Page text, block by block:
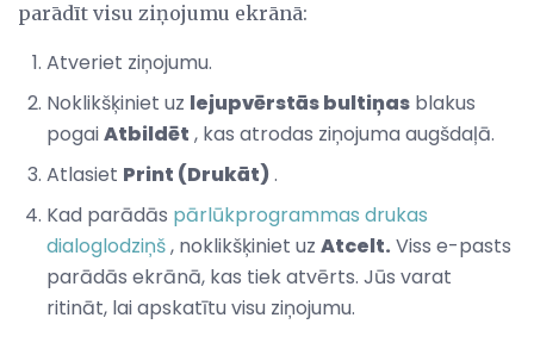
parādīt visu ziņojumu ekrānā:
Atveriet ziņojumu.
Noklikšķiniet uz lejupvērstās bultiņas blakus
pogaiAtbildēt , kas atrodas ziņojuma augšdaļā.
Atlasiet Print (Drukāt).
Kad parādās pārlūkprogrammas drukas
dialoglodziņš, noklikšķiniet uz Atcelt. Viss e-pasts
parādās ekrānā, kas tiek atvērts. Jūs varat
ritināt, lai apskatītu visu ziņojumu.